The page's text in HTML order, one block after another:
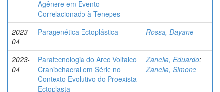
Agênere em Evento
Correlacionado à Tenepes
2023-
04
Paragenética Ectoplástica Rossa, Dayane
2023-
04
Paratecnologia do Arco Voltaico
Craniochacral em Série no
Contexto Evolutivo do Proexista
Ectoplasta
Zanella, Eduardo;
Zanella, Simone